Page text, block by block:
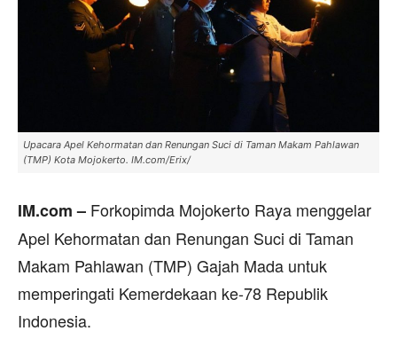
Upacara Apel Kehormatan dan Renungan Suci di Taman Makam Pahlawan
(TMP) Kota Mojokerto. IM.com/Erix/
IM.com – Forkopimda Mojokerto Raya menggelar
Apel Kehormatan dan Renungan Suci di Taman
Makam Pahlawan (TMP) Gajah Mada untuk
memperingati Kemerdekaan ke-78 Republik
Indonesia.